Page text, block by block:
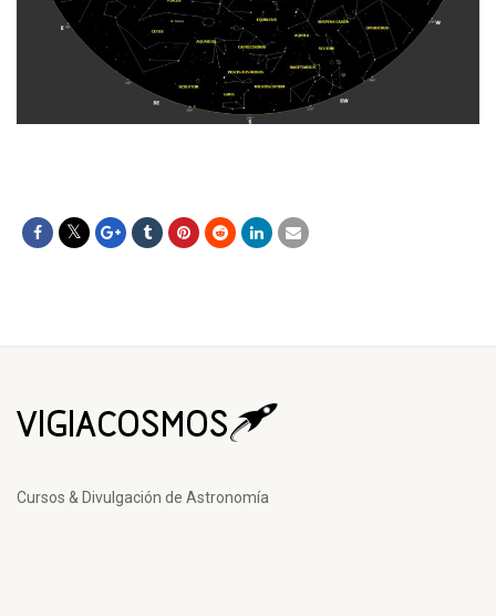
Cursos & Divulgación de Astronomía